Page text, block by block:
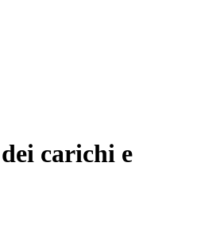
carichi e